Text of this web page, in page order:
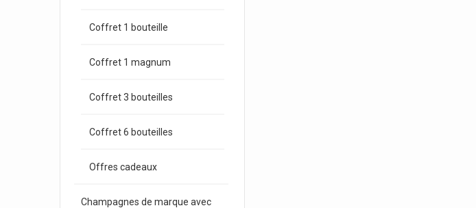
Coffret 1 bouteille
Coffret 1 magnum
Coffret 3 bouteilles
Coffret 6 bouteilles
Offres cadeaux
Champagnes de marque avec